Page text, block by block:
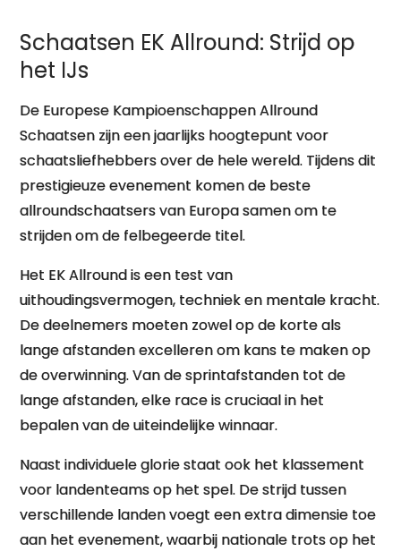
Schaatsen EK Allround: Strijd op
het IJs
De Europese Kampioenschappen Allround
Schaatsen zijn een jaarlijks hoogtepunt voor
schaatsliefhebbers over de hele wereld. Tijdens dit
prestigieuze evenement komen de beste
allroundschaatsers van Europa samen om te
strijden om de felbegeerde titel.
Het EK Allround is een test van
uithoudingsvermogen, techniek en mentale kracht.
De deelnemers moeten zowel op de korte als
lange afstanden excelleren om kans te maken op
de overwinning. Van de sprintafstanden tot de
lange afstanden, elke race is cruciaal in het
bepalen van de uiteindelijke winnaar.
Naast individuele glorie staat ook het klassement
voor landenteams op het spel. De strijd tussen
verschillende landen voegt een extra dimensie toe
aan het evenement, waarbij nationale trots op het